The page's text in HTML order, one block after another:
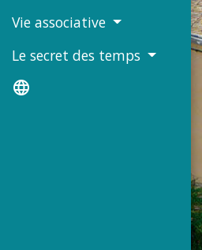
Vie associative
Le secret des temps
language